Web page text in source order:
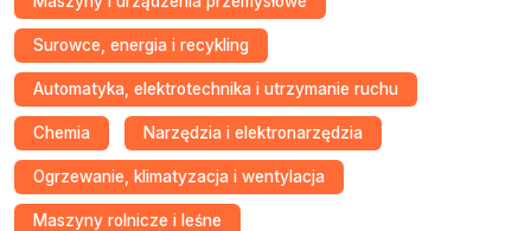
Surowce, energia i recykling
Automatyka, elektrotechnika i utrzymanie ruchu
Chemia Narzędzia i elektronarzędzia
Ogrzewanie, klimatyzacja i wentylacja
Maszyny rolnicze i leśne